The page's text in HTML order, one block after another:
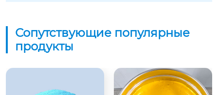
Сопутствующие популярные
продукты